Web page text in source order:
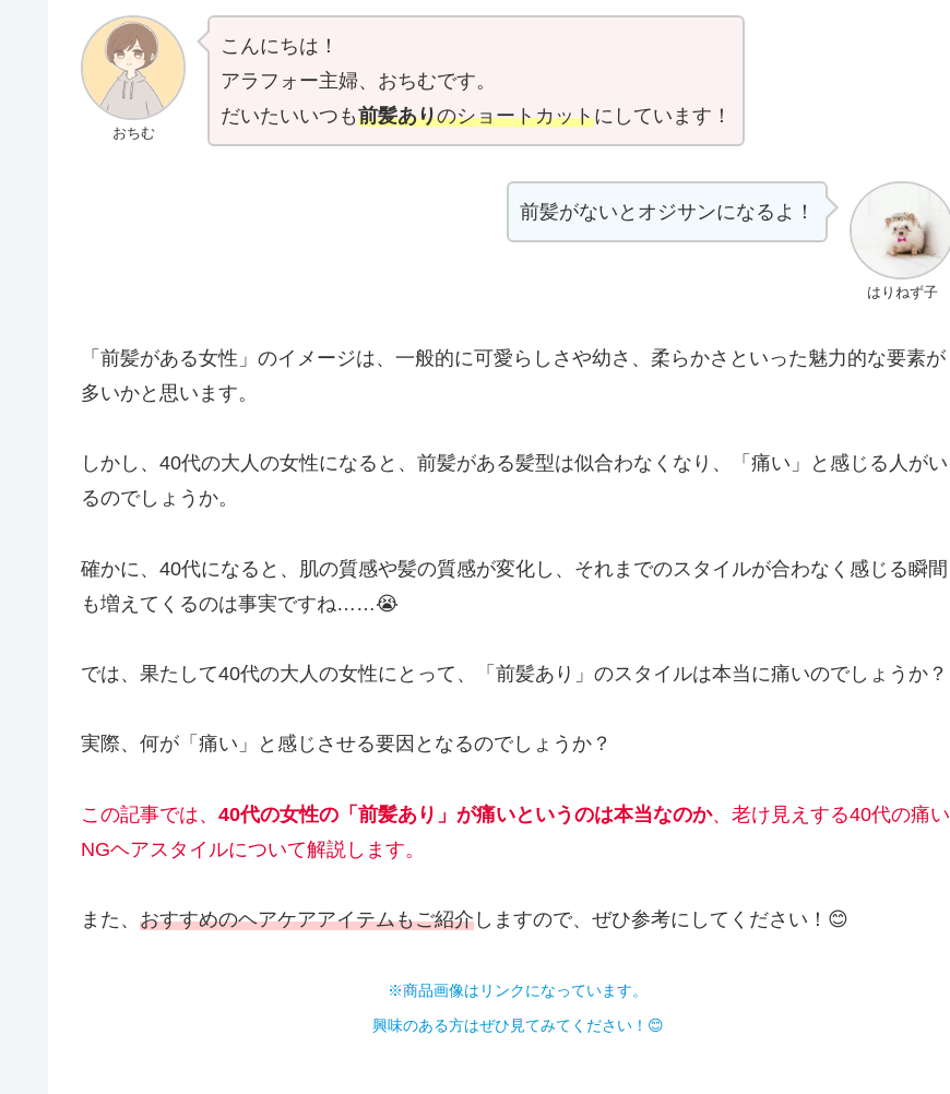
おちむ
こんにちは！
アラフォー主婦、おちむです。
だいたいいつも前髪ありのショートカットにしています！
はりねず子
前髪がないとオジサンになるよ！
「前髪がある女性」のイメージは、一般的に可愛らしさや幼さ、柔らかさといった魅力的な要素が
多いかと思います。
しかし、40代の大人の女性になると、前髪がある髪型は似合わなくなり、「痛い」と感じる人がい
るのでしょうか。
確かに、40代になると、肌の質感や髪の質感が変化し、それまでのスタイルが合わなく感じる瞬間
も増えてくるのは事実ですね……😭
では、果たして40代の大人の女性にとって、「前髪あり」のスタイルは本当に痛いのでしょうか？
実際、何が「痛い」と感じさせる要因となるのでしょうか？
この記事では、 40代の女性の「前髪あり」が痛いというのは本当なのか、老け見えする40代の痛い
NGヘアスタイルについて解説します。
また、 おすすめのヘアケアアイテムもご紹介 しますので、ぜひ参考にしてください！😊
※商品画像はリンクになっています。
興味のある方はぜひ見てみてください！😊